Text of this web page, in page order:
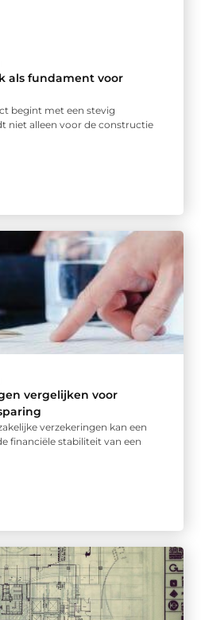
als fundament voor
begint met een stevig
niet alleen voor de constructie
vergelijken voor
verzekeringen kan een
financiële stabiliteit van een